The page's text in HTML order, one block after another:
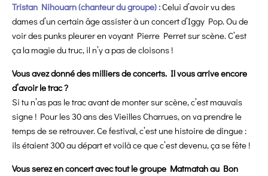
Tristan Nihouarn (chanteur du groupe) :Celui d’avoir vu des
dames d’un certain âge assister à un concert d’Iggy Pop. Ou de
voir des punks pleurer en voyant Pierre Perret sur scène. C’est
ça la magie du truc, il n’y a pas de cloisons !
Vous avez donné des milliers de concerts. Il vous arrive encore
d’avoir le trac ?
Si tu n’as pas le trac avant de monter sur scène, c’est mauvais
signe ! Pour les 30 ans des Vieilles Charrues, on va prendre le
temps de se retrouver. Ce festival, c’est une histoire de dingue :
ils étaient 300 au départ et voilà ce que c’est devenu, ça se fête !
Vous serez en concert avec tout le groupe Matmatah au Bon